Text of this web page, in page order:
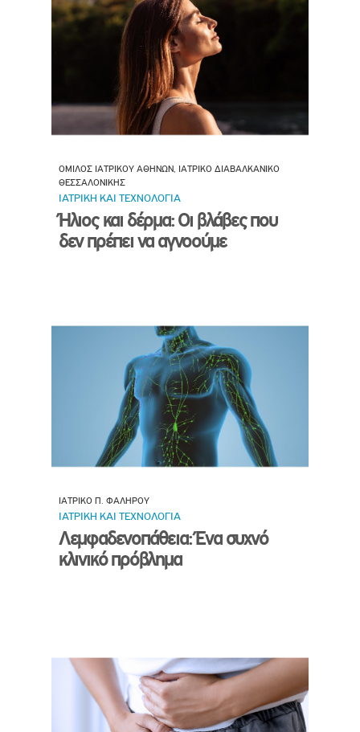
ΟΜΙΛΟΣ ΙΑΤΡΙΚΟΥ ΑΘΗΝΩΝ, ΙΑΤΡΙΚΟ ΔΙΑΒΑΛΚΑΝΙΚΟ
ΘΕΣΣΑΛΟΝΙΚΗΣ
ΙΑΤΡΙΚΗ ΚΑΙ ΤΕΧΝΟΛΟΓΙΑ
Ήλιος και δέρμα: Οι βλάβες που
δεν πρέπει να αγνοούμε
ΙΑΤΡΙΚΟ Π. ΦΑΛΗΡΟΥ
ΙΑΤΡΙΚΗ ΚΑΙ ΤΕΧΝΟΛΟΓΙΑ
Λεμφαδενοπάθεια: Ένα συχνό
κλινικό πρόβλημα